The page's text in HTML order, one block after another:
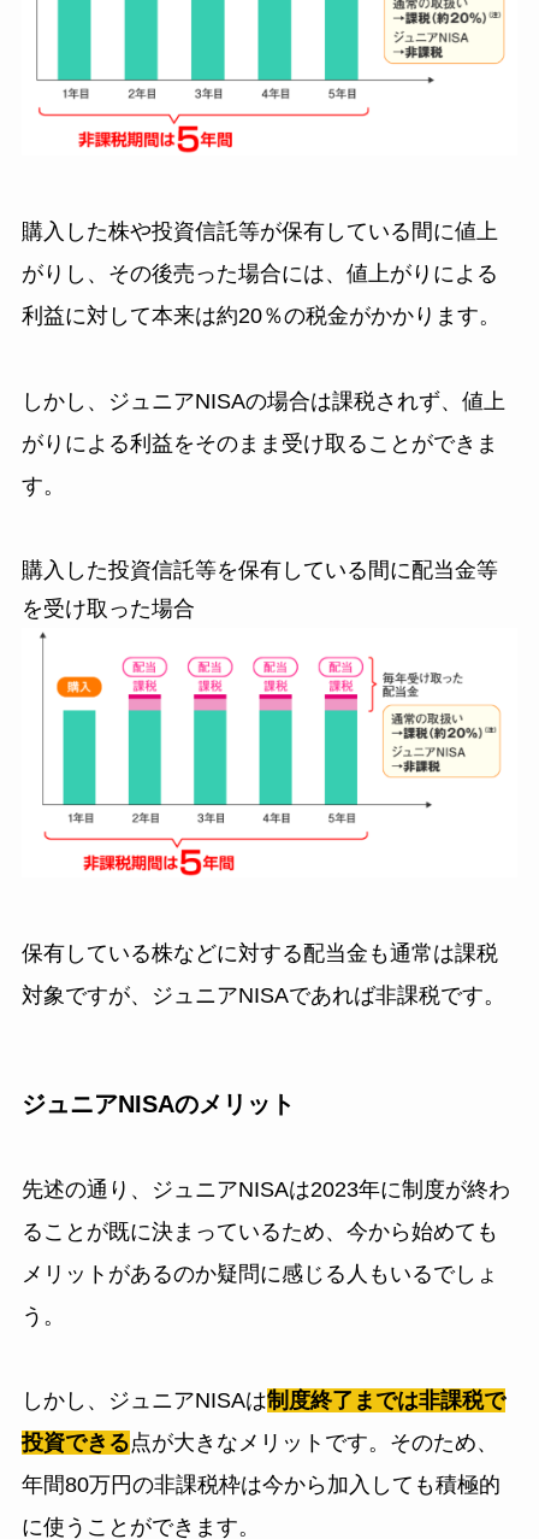
購入した株や投資信託等が保有している間に値上
がりし、その後売った場合には、値上がりによる
利益に対して本来は約20％の税金がかかります。
しかし、ジュニアNISAの場合は課税されず、値上
がりによる利益をそのまま受け取ることができま
す。
購入した投資信託等を保有している間に配当金等
を受け取った場合
保有している株などに対する配当金も通常は課税
対象ですが、ジュニアNISAであれば非課税です。
ジュニアNISAのメリット
先述の通り、ジュニアNISAは2023年に制度が終わ
ることが既に決まっているため、今から始めても
メリットがあるのか疑問に感じる人もいるでしょ
う。
しかし、ジュニアNISAは制度終了までは非課税で
投資できる点が大きなメリットです。そのため、
年間80万円の非課税枠は今から加入しても積極的
に使うことができます。